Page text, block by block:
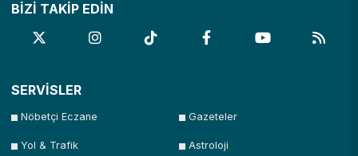
BİZİ TAKİP EDİN
SERVİSLER
Nöbetçi Eczane Gazeteler
Yol & Trafik Astroloji